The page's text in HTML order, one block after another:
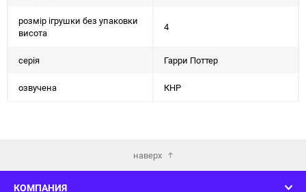
розмір ігрушки без упаковки
висота
4
серія Гарри Поттер
озвучена КНР
наверх
КОМПАНИЯ